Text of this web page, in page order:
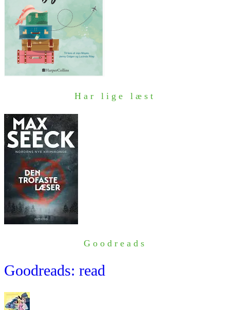
Har lige læst
Goodreads
Goodreads: read